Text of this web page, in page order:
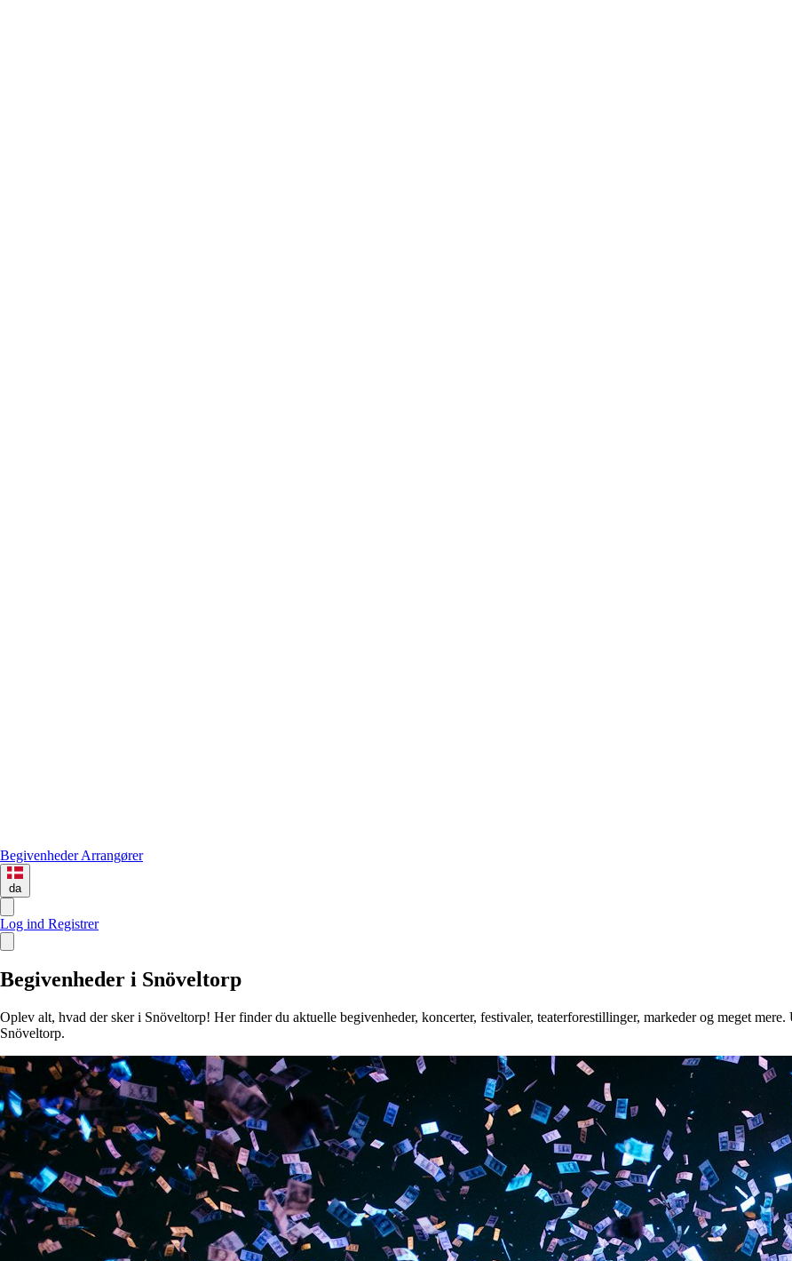
BegivenhederArrangører
da
Log ind Registrer
Begivenheder i Snöveltorp
Oplev alt, hvad der sker i Snöveltorp! Her finder du aktuelle begivenheder, koncerter, festivaler, teaterforestillinger, markeder og meget
Snöveltorp.